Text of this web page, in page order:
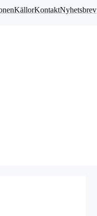
KällorKontaktNyhetsbrev